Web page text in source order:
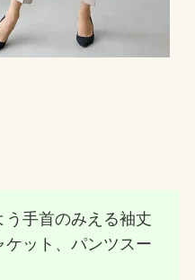
う手首のみえる袖丈
ット、パンツスー